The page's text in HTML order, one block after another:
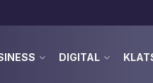
DIGITAL